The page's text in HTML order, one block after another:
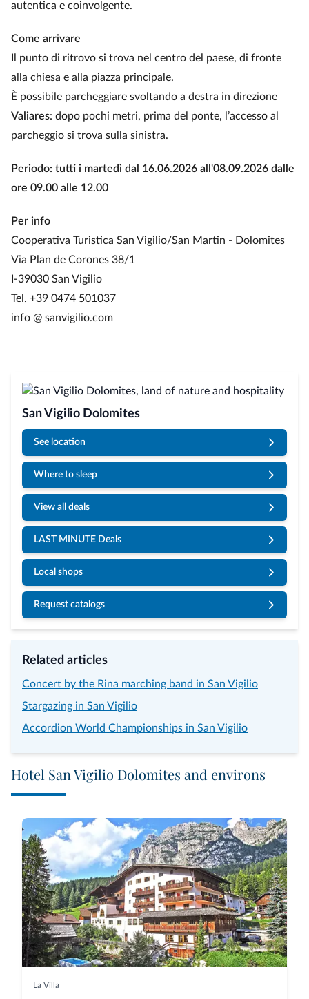
autentica e coinvolgente.
Come arrivare
Il punto di ritrovo si trova nel centro del paese, di fronte
alla chiesa e alla piazza principale.
È possibile parcheggiare svoltando a destra in direzione
Valiares: dopo pochi metri, prima del ponte, l’accesso al
parcheggio si trova sulla sinistra.
Periodo: tutti i martedì dal 16.06.2026 all'08.09.2026 dalle
ore 09.00 alle 12.00
Per info
Cooperativa Turistica San Vigilio/San Martin - Dolomites
Via Plan de Corones 38/1
I-39030 San Vigilio
Tel. +39 0474 501037
info @ sanvigilio.com
San Vigilio Dolomites
See location
Where to sleep
View all deals
LAST MINUTE Deals
Local shops
Request catalogs
Related articles
Concert by the Rina marching band in San Vigilio
Stargazing in San Vigilio
Accordion World Championships in San Vigilio
Hotel San Vigilio Dolomites and environs
La Villa